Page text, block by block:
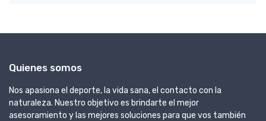
Quienes somos
Nos apasiona el deporte, la vida sana, el contacto con la
naturaleza. Nuestro objetivo es brindarte el mejor
asesoramiento y las mejores soluciones para que vos también